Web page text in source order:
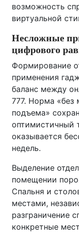
возможность
виртуальной
Несложные
цифрового
Формирование
применения
баланс между
777. Норма «без
подъема»
оптимистичный
оказывается
недель.
Выделение
помещении
Спальня и
местами,
разграничение
конкретные